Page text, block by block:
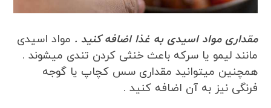
مقداری مواد اسیدی به غذا اضافه کنید . مواد اسیدی
مانند لیمو یا سرکه باعث خنثی کردن تندی میشوند .
همچنین میتوانید مقداری سس کچاپ یا گوجه
فرنگی نیز به آن اضافه کنید .